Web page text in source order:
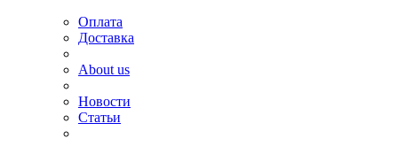
Оплата
Доставка
About us
Новости
Статьи